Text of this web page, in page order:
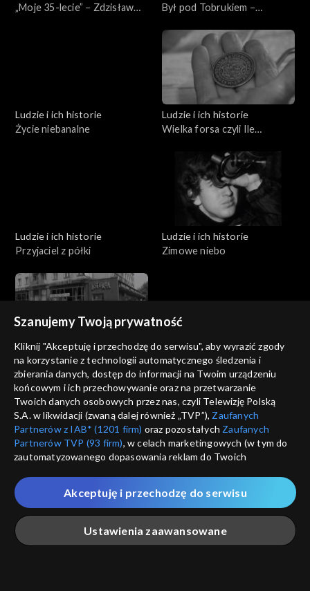
„Moje 35-lecie” − Zdzisław
Był pod Tobrukiem −
Andrzejewskim
Ludzie i ich historie
Życie niebanalne
Ludzie i ich historie
Wielka forsa czyli Ile
Ludzie i ich historie
Przyjaciel z półki
Ludzie i ich historie
Zimowe niebo
Ludzie i ich historie
Gdy mowa polska znaczyła
przetrwanie
Ludzie i ich historie
Tajemnica willi „Bolko”
Ludzie i ich historie
Ludzie i ich historie
Przekazać potomnym
Szanujemy Twoją prywatność
Kliknij "Akceptuję i przechodzę do serwisu", aby wyrazić zgody
na korzystanie z technologii automatycznego śledzenia i
zbierania danych, dostęp do informacji na Twoim urządzeniu
końcowym i ich przechowywanie oraz na przetwarzanie
Twoich danych osobowych przez nas, czyli Telewizję Polską
S.A. w likwidacji (zwaną dalej również „TVP”), Zaufanych
Partnerów z IAB* (1201 firm) oraz pozostałych Zaufanych
Partnerów TVP (93 firm), w celach marketingowych (w tym do
zautomatyzowanego dopasowania reklam do Twoich
które wskazujemy poniżej, a także zgody na udostępnianie
przez nas identyfikatora PPID do Google.
Twoje dane osobowe zbierane podczas odwiedzania przez
Ciebie naszych
poszczególnych serwisówzwanych dalej
„Portalem”, w tym informacje zapisywane za pomocą
Ustawienia zaawansowane
Akceptuję i przechodzę do serwisu